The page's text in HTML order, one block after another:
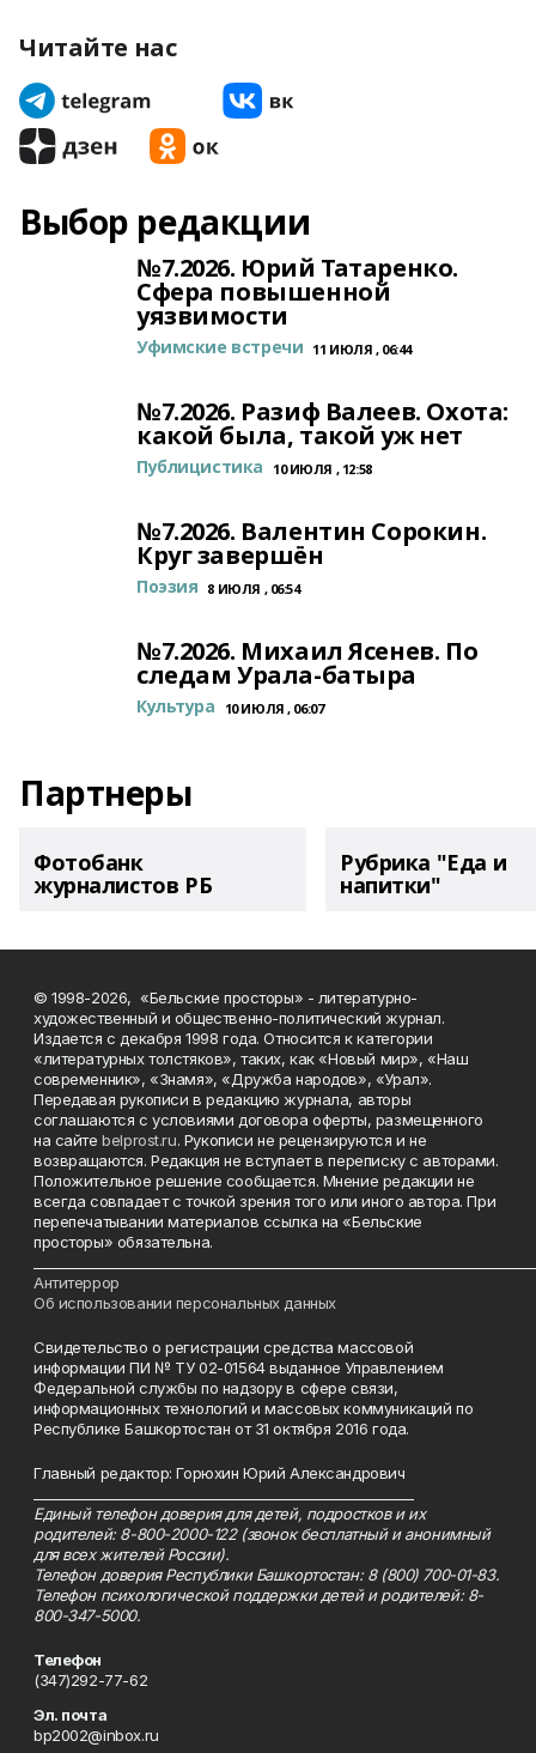
Читайте нас
Выбор редакции
№7.2026. Юрий Татаренко.
Сфера повышенной
уязвимости
Уфимские встречи 11 ИЮЛЯ , 06:44
№7.2026. Разиф Валеев. Охота:
какой была, такой уж нет
Публицистика 10 ИЮЛЯ , 12:58
№7.2026. Валентин Сорокин.
Круг завершён
Поэзия 8 ИЮЛЯ , 06:54
№7.2026. Михаил Ясенев. По
следам Урала-батыра
Культура 10 ИЮЛЯ , 06:07
Партнеры
Фотобанк
журналистов РБ
Рубрика "Еда и
напитки"
© 1998-2026, «Бельские просторы» - литературно-
художественный и общественно-политический журнал.
Издается с декабря 1998 года. Относится к категории
«литературных толстяков», таких, как «Новый мир», «Наш
современник», «Знамя», «Дружба народов», «Урал».
Передавая рукописи в редакцию журнала, авторы
соглашаются с условиями договора оферты, размещенного
на сайтеbelprost.ru. Рукописи не рецензируются и не
возвращаются. Редакция не вступает в переписку с авторами.
Положительное решение сообщается. Мнение редакции не
всегда совпадает с точкой зрения того или иного автора. При
перепечатывании материалов ссылка на «Бельские
просторы» обязательна.
Антитеррор
Об использовании персональных данных
Свидетельство о регистрации средства массовой
информации ПИ № ТУ 02-01564 выданное Управлением
Федеральной службы по надзору в сфере связи,
информационных технологий и массовых коммуникаций по
Республике Башкортостан от 31 октября 2016 года.
Главный редактор: Горюхин Юрий Александрович
Единый телефон доверия для детей, подростков и их
родителей: 8-800-2000-122 (звонок бесплатный и анонимный
для всех жителей России).
Телефон доверия Республики Башкортостан: 8 (800) 700-01-83.
Телефон психологической поддержки детей и родителей: 8-
800-347-5000.
Телефон
(347)292-77-62
Эл. почта
bp2002@inbox.ru